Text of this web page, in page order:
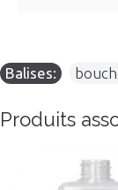
Balises:
Produits